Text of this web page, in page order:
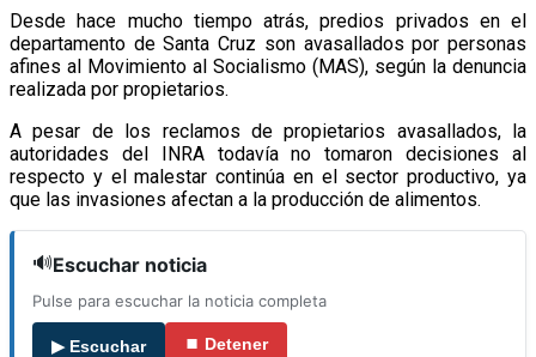
Desde hace mucho tiempo atrás, predios privados en el
departamento de Santa Cruz son avasallados por personas
afines al Movimiento al Socialismo (MAS), según la denuncia
realizada por propietarios.
A pesar de los reclamos de propietarios avasallados, la
autoridades del INRA todavía no tomaron decisiones al
respecto y el malestar continúa en el sector productivo, ya
que las invasiones afectan a la producción de alimentos.
🔊Escuchar noticia
Pulse para escuchar la noticia completa
▶ Escuchar ⏹ Detener